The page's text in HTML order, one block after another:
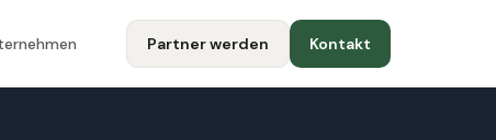
Partner werden Kontakt